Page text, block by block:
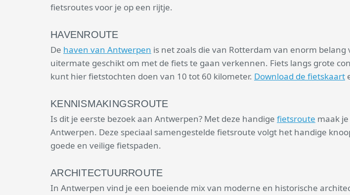
fietsroutes voor je op een rijtje.
HAVENROUTE
De haven van Antwerpen is net zoals die van Rotterdam van enorm
uitermate geschikt om met de fiets te gaan verkennen. Fiets langs grote
kunt hier fietstochten doen van 10 tot 60 kilometer. Download de fietskaart
KENNISMAKINGSROUTE
Is dit je eerste bezoek aan Antwerpen? Met deze handige fietsroute maak
Antwerpen. Deze speciaal samengestelde fietsroute volgt het handige
goede en veilige fietspaden.
ARCHITECTUURROUTE
In Antwerpen vind je een boeiende mix van moderne en historische